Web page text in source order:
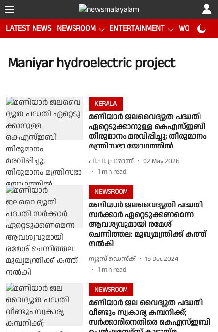
LATEST NEWS NEWSROOM ENTERTAINMENT WORLD CUP
Maniyar hydroelectric project
KERALA
മ​ണി​യാ​ർ ജ​ല​വൈ​ദ്യു​ത പ​ദ്ധ​തി
ഏ​റ്റെ​ടു​ക്കാ​നുള്ള കെഎസ്ഇബി
തീരുമാനം മരവിപ്പിച്ചു; തീരുമാനം
മന്ത്രിസഭാ യോഗത്തിൽ
പി.പി. പ്രശാന്ത്
02 May 2026
1 min read
NEWSROOM
മണിയാർ ജലവൈദ്യുതി പദ്ധതി
സർക്കാർ ഏറ്റെടുക്കണമെന്ന
ആവശ്യവുമായി രമേശ്‌
ചെന്നിത്തല: മുഖ്യമന്ത്രിക്ക് കത്ത്
നൽകി
ന്യൂസ് ഡെസ്ക്
15 Dec 2024
1 min read
NEWSROOM
മണിയാർ ജല വൈദ്യുത പദ്ധതി
വീണ്ടും സ്വകാര്യ കമ്പനിക്ക്;
സർക്കാരിനെതിരെ കെഎസ്ഇബി